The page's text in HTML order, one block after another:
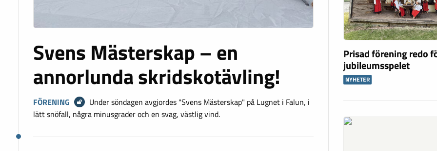
Svens Mästerskap – en
annorlunda skridskotävling!
FÖRENING
Under söndagen avgjordes "Svens Mästerskap" på Lugnet i Falun, i
lätt snöfall, några minusgrader och en svag, västlig vind.
Prisad förening redo
jubileumsspelet
NYHETER